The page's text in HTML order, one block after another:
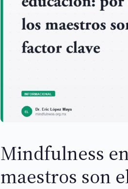
Mindfulness
maestros son